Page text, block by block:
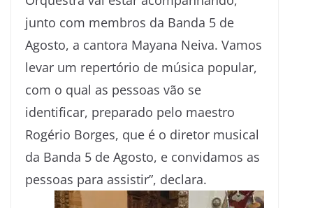
junto com membros da Banda 5 de
Agosto, a cantora Mayana Neiva. Vamos
levar um repertório de música popular,
com o qual as pessoas vão se
identificar, preparado pelo maestro
Rogério Borges, que é o diretor musical
da Banda 5 de Agosto, e convidamos as
pessoas para assistir”, declara.